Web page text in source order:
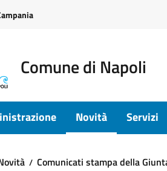
Comune di Napoli
Novità Servizi
Comunicati stampa della